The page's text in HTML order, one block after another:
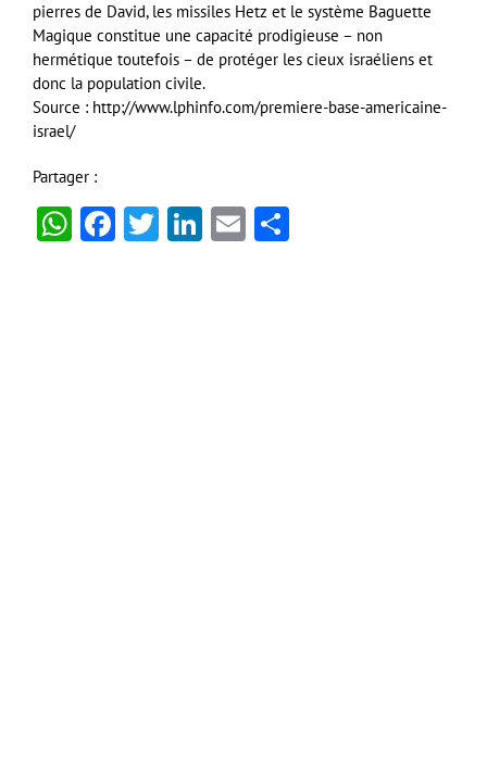
pierres de David, les missiles Hetz et le système Baguette
Magique constitue une capacité prodigieuse – non
hermétique toutefois – de protéger les cieux israéliens et
donc la population civile.
Source : http://www.lphinfo.com/premiere-base-americaine-
israel/
Partager :
WhatsApp
Facebook
Twitter
LinkedIn
Email